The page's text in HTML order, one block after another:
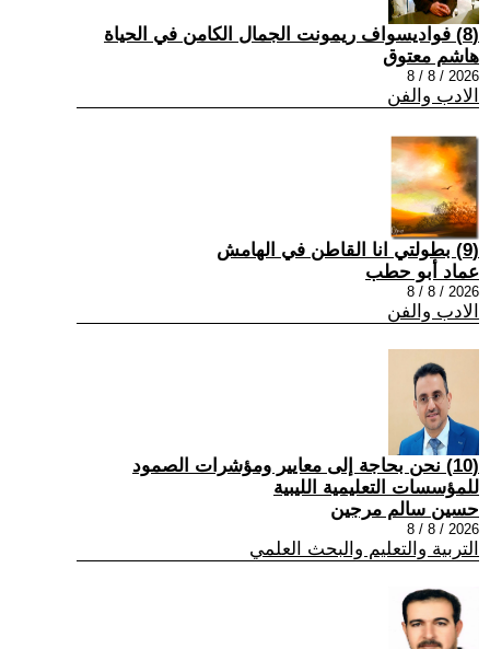
(8) فواديسواف ريمونت الجمال الكامن في الحياة
هاشم معتوق
2026 / 8 / 8
الادب والفن
(9) بطولتي انا القاطن في الهامش
عماد أبو حطب
2026 / 8 / 8
الادب والفن
(10) نحن بحاجة إلى معايير ومؤشرات الصمود
للمؤسسات التعليمية الليبية
حسين سالم مرجين
2026 / 8 / 8
التربية والتعليم والبحث العلمي